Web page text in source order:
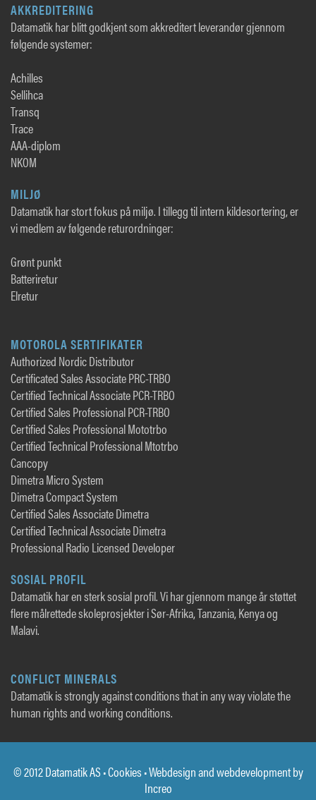
AKKREDITERING
Datamatik har blitt godkjent som akkreditert leverandør gjennom
følgende systemer:
Achilles
Sellihca
Transq
Trace
AAA-diplom
NKOM
MILJØ
Datamatik har stort fokus på miljø. I tillegg til intern kildesortering, er
vi medlem av følgende returordninger:
Grønt punkt
Batteriretur
Elretur
MOTOROLA SERTIFIKATER
Authorized Nordic Distributor
Certificated Sales Associate PRC-TRBO
Certified Technical Associate PCR-TRBO
Certified Sales Professional PCR-TRBO
Certified Sales Professional Mototrbo
Certified Technical Professional Mtotrbo
Cancopy
Dimetra Micro System
Dimetra Compact System
Certified Sales Associate Dimetra
Certified Technical Associate Dimetra
Professional Radio Licensed Developer
SOSIAL PROFIL
Datamatik har en sterk sosial profil. Vi har gjennom mange år støttet
flere målrettede skoleprosjekter i Sør-Afrika, Tanzania, Kenya og
Malavi.
CONFLICT MINERALS
Datamatik is strongly against conditions that in any way violate the
human rights and working conditions.
© 2012 Datamatik AS •Cookies • Webdesign and webdevelopment by
Increo